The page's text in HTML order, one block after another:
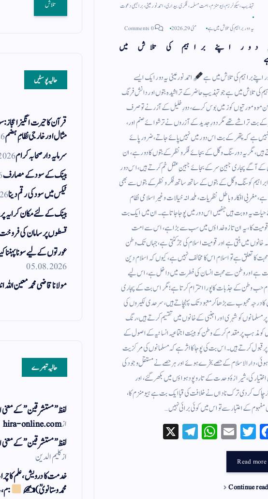
تہذیب، سیکولرزم، ہیومنزم، امت مسلمہ، فکری بیداری، احمد نور عینی، براہیمی دعوت
یہ دور براہیم کی تلاش میں ہے مئی 29, 2026 0 Comments
دور اپنے براہیم کی تلاش میں
اپنے براہیم کی تلاش میں ہے
احمد نور عینی یہ دور ایک ایسے
کی تلاش میں ہے جو تہذیبِ حاضر کے تراشیدہ بتوں اور دانش فرنگ
موہ مورتیوں کو زمیں بوس کرے، دورِ خلیل کے آزر نے تو صرف
کے بت تراشے تھے مگر دورِ جدید کے آزروں نے ترشوائے صنم اور،
نہیں ہے کہ پتھر کے بت اس دور میں نہیں پائے جاتے ، ضرور پائے
ہیں، مگر یہ دور سنگ وگل کے بجائے فکر ونظر کے بتوں کا دور ہے، ان
کے آگے پجاری جبینِ سر کے بجائے جبینِ عقل خم کرتے ہیں، اس دور
کو سنگ وگل کے بتوں کے ساتھ ساتھ فکر ونظر کے بتوں سے بھی
ہے، مغربی افکار وباطل نظریات، ملحدانہ خیالات وغیر اسلامی نظام
یہ وہ بت ہیں جنھیں اس دور میں پوجا جاتا ہے۔ ان میں ایک بت
کا ، یہ ان تازہ خداؤں میں سب سے بڑا ہے، اس سے امت
خانوں میں بٹتی ہے اور قومیت اسلام کی جڑ کٹتی ہے، جہاں تک وطن
کا تعلق ہے تو اسلام اس کا مخالف نہیں ہے، کیوں کہ اسلام دین
ہے اور وطن سے محبت انسان کی فطرت میں داخل ہے، اس لیے
حب وطن کے جذبات کا پورا احترام کرتا ہے؛ مگر اس بت کے پجاری
درجہ محبوب سے بڑھا کر معبود تک پہنچاتے ہیں، سرحدی لکیروں کی
پر مسلمانوں کو شہری اور اجنبی کے خانوں میں تقسیم کرتے ہیں، رنگ
کو مذہب پر مقدم کرکے وطن کو ہیئت اجتماعیہ انسانیہ کے اصول کے
قبول کرتے ہیں۔ اس بت کی پوجا کا اثر ہے کہ مسلمانوں کی مرکزیت
ہوئی، دار الاسلام کے حصے بخرے ہوئے اور ہر حصے نے مستقل وجود کی
کی، شیرازۂ وحدت کے تار وپود ہواؤں میں بکھر گئے، اور
کردی ترک ناداں نے خلافت کی قبا ایک بت ہے ہیومنزم کا،
مفہوم کے اعتبار سے تو اس میں کوئی برائی نہیں…
Fa
ce
bo
ok
T
wi
tte
r
E
m
W
ha
Te
le
Read more
Continue
حالیہ پوسٹیں
قرآن کا حیرت انگیز اعجاز:
مثال اور خارجی نظامِ ہضم
سرمایہ دار صحابہ کرام
بینک کے سود کے مصارف
ٹیکس میں سود کی رقم دینا
بینک کے لئے مکان کرایہ پر
قسطوں پر سامان کی
عورتوں کے لیے سونا پہننا
05.08.2026
مولانا قاضی محمد معین
حالیہ تبصرے
لفظ ” مستشرقین ” کے
ازhira-online.com
لفظ ” مستشرقین ” کے
ازکلیم الدین
خدمت کا درویش، علم کا
محمد وستانویؒ)✍
: م